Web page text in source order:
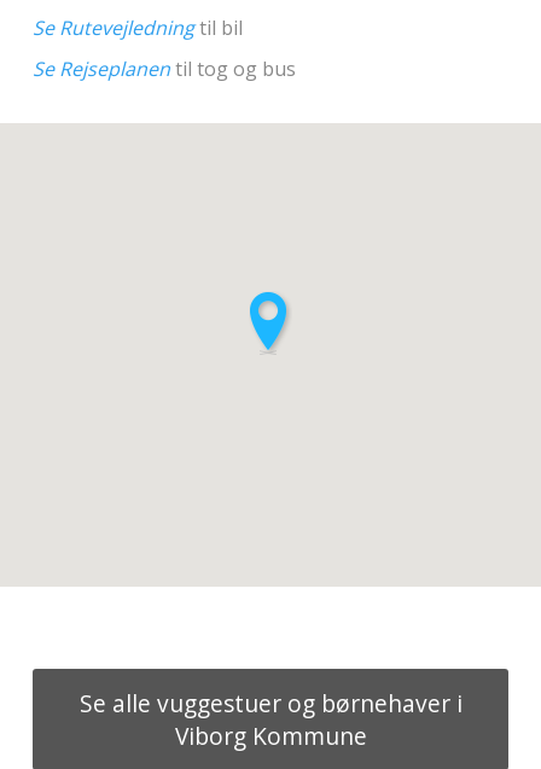
Se Rutevejledningtil bil
Se Rejseplanentil tog og bus
Se alle vuggestuer og børnehaver i
Viborg Kommune